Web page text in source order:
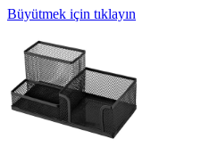
Büyütmek için tıklayın